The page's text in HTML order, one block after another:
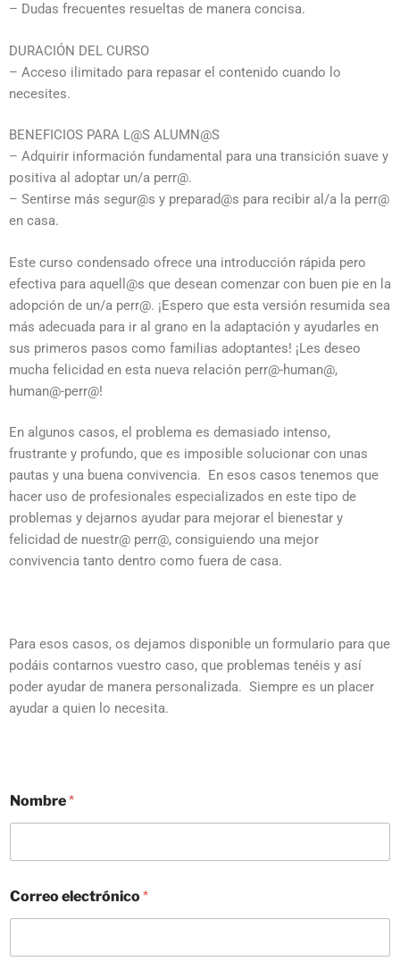
– Dudas frecuentes resueltas de manera concisa.
DURACIÓN DEL CURSO
– Acceso ilimitado para repasar el contenido cuando lo
necesites.
BENEFICIOS PARA L@S ALUMN@S
– Adquirir información fundamental para una transición suave y
positiva al adoptar un/a perr@.
– Sentirse más segur@s y preparad@s para recibir al/a la perr@
en casa.
Este curso condensado ofrece una introducción rápida pero
efectiva para aquell@s que desean comenzar con buen pie en la
adopción de un/a perr@. ¡Espero que esta versión resumida sea
más adecuada para ir al grano en la adaptación y ayudarles en
sus primeros pasos como familias adoptantes! ¡Les deseo
mucha felicidad en esta nueva relación perr@-human@,
human@-perr@!
En algunos casos, el problema es demasiado intenso,
frustrante y profundo, que es imposible solucionar con unas
pautas y una buena convivencia. En esos casos tenemos que
hacer uso de profesionales especializados en este tipo de
problemas y dejarnos ayudar para mejorar el bienestar y
felicidad de nuestr@ perr@, consiguiendo una mejor
convivencia tanto dentro como fuera de casa.
Para esos casos, os dejamos disponible un formulario para que
podáis contarnos vuestro caso, que problemas tenéis y así
poder ayudar de manera personalizada. Siempre es un placer
ayudar a quien lo necesita.
Nombre*
Correo electrónico*